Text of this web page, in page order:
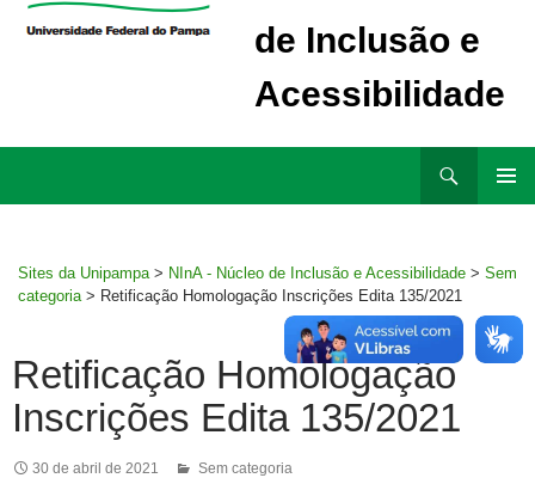
de Inclusão e
Acessibilidade
Sites da Unipampa > NInA - Núcleo de Inclusão e Acessibilidade > Sem
categoria > Retificação Homologação Inscrições Edita 135/2021
Retificação Homologação
Inscrições Edita 135/2021
30 de abril de 2021 Sem categoria